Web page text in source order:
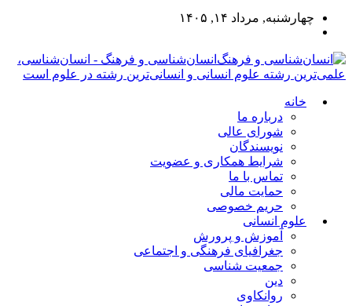
چهارشنبه, مرداد ۱۴, ۱۴۰۵
انسان‌شناسی و فرهنگ - انسان‌شناسی،
علمی‌ترین رشته علوم انسانی و انسانی‌ترین رشته در علوم است
خانه
درباره ما
شورای عالی
نویسندگان
شرایط همکاری و عضویت
تماس با ما
حمایت مالی
حریم خصوصی
علوم انسانی
آموزش و پرورش
جغرافیای فرهنگی و اجتماعی
جمعیت شناسی
دین
روانکاوی